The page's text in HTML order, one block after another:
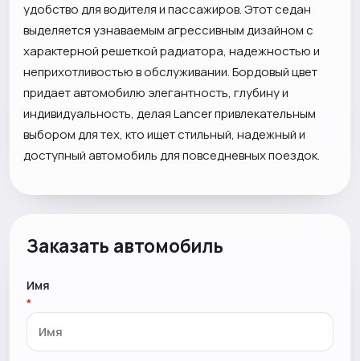
удобство для водителя и пассажиров. Этот седан
выделяется узнаваемым агрессивным дизайном с
характерной решеткой радиатора, надежностью и
неприхотливостью в обслуживании. Бордовый цвет
придает автомобилю элегантность, глубину и
индивидуальность, делая Lancer привлекательным
выбором для тех, кто ищет стильный, надежный и
доступный автомобиль для повседневных поездок.
Заказать автомобиль
Имя
*